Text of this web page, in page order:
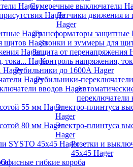
Сумеречные выключатели
Датчики движения и
Hager
Трансформаторы защитные
Звонки и зуммеры для
Защита от перенапряжения
Контроль напряжения,
Рубильники до 1600А Hager
Рубильники-
переключатели
Электро-плинтуса
Hager
Электро-плинтуса
Hager
Розетки и
45х45 Hager
Офисные гибкие короба